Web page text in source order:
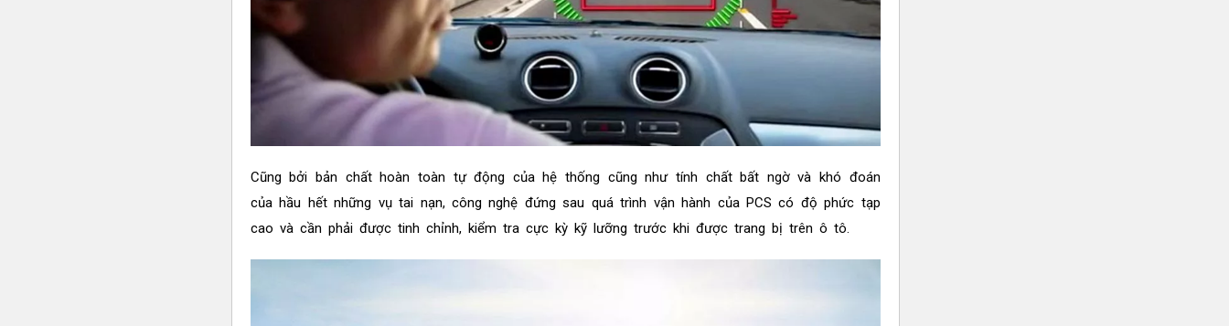
Cũng bởi bản chất hoàn toàn tự động của hệ thống cũng như tính chất bất ngờ và khó đoán
của hầu hết những vụ tai nạn, công nghệ đứng sau quá trình vận hành của PCS có độ phức tạp
cao và cần phải được tinh chỉnh, kiểm tra cực kỳ kỹ lưỡng trước khi được trang bị trên ô tô.